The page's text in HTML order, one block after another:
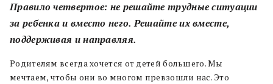
Правило четвертое: не решайте трудные ситуации
за ребенка и вместо него. Решайте их вместе,
поддерживая и направляя.
Родителям всегда хочется от детей большего. Мы
мечтаем, чтобы они во многом превзошли нас. Это